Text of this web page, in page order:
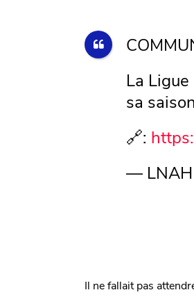
La
sa
🔗:
— LNAH
Il ne fallait pas